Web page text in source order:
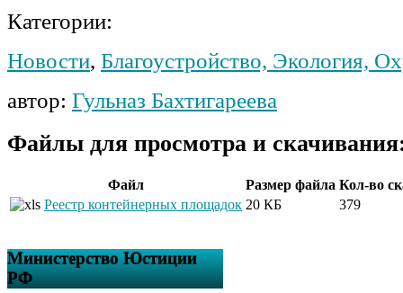
Категории:
Новости, Благоустройство, Экология,
автор: Гульназ Бахтигареева
Файлы для просмотра и
Файл Размер файла Кол-во
Реестр контейнерных площадок 20 КБ 379
Министерство Юстиции
РФ